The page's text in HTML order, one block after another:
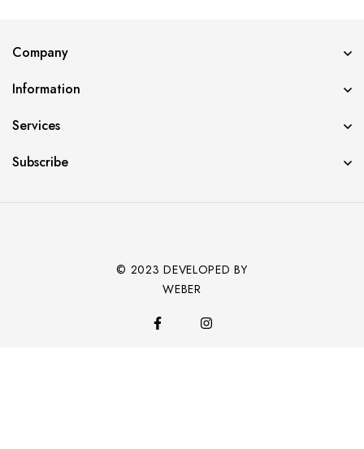
Company
Information
Services
Subscribe
© 2023 DEVELOPED BY
WEBER